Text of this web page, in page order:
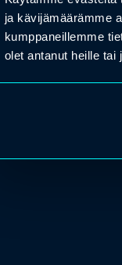
ja kävijämäärämme
kumppaneillemme
olet antanut heille tai
ei ole
sisäisiä